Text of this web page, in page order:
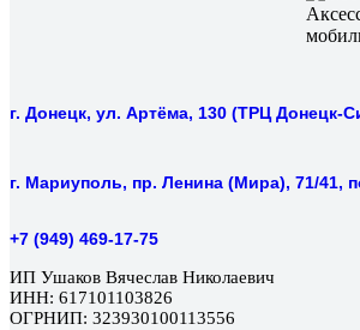
г. Донецк, ул. Артёма, 130 (ТРЦ Донецк-
г. Мариуполь, пр. Ленина (Мира), 71/41,
+7 (949) 469-17-75
ИП Ушаков Вячеслав Николаевич
ИНН: 617101103826
ОГРНИП: 323930100113556